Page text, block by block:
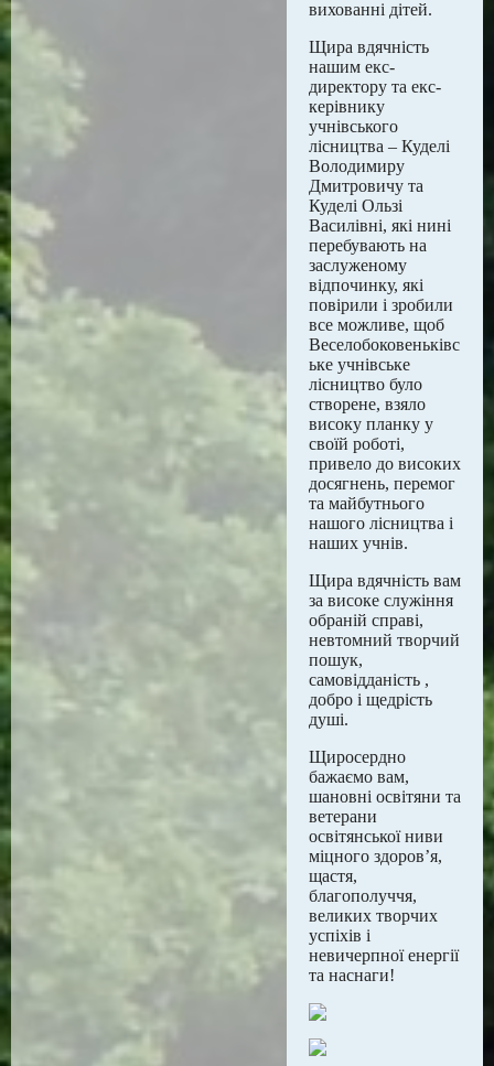
вихованні дітей.
Щира вдячність
нашим екс-
директору та екс-
керівнику
учнівського
лісництва – Куделі
Володимиру
Дмитровичу та
Куделі Ользі
Василівні, які нині
перебувають на
заслуженому
відпочинку, які
повірили і зробили
все можливе, щоб
Веселобоковеньківс
ьке учнівське
лісництво було
створене, взяло
високу планку у
своїй роботі,
привело до високих
досягнень, перемог
та майбутнього
нашого лісництва і
наших учнів.
Щира вдячність вам
за високе служіння
обраній справі,
невтомний творчий
пошук,
самовідданість ,
добро і щедрість
душі.
Щиросердно
бажаємо вам,
шановні освітяни та
ветерани
освітянської ниви
міцного здоров’я,
щастя,
благополуччя,
великих творчих
успіхів і
невичерпної енергії
та наснаги!